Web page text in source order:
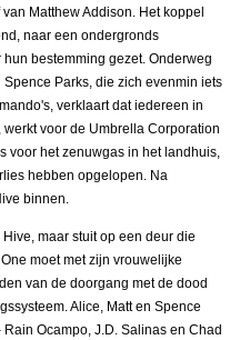
Matthew Addison. Het koppel
naar een ondergronds
bestemming gezet. Onderweg
Parks, die zich evenmin iets
verklaart dat iedereen in
voor de Umbrella Corporation
voor het zenuwgas in het landhuis,
hebben opgelopen. Na
binnen.
maar stuit op een deur die
moet met zijn vrouwelijke
van de doorgang met de dood
Alice, Matt en Spence
Ocampo, J.D. Salinas en Chad